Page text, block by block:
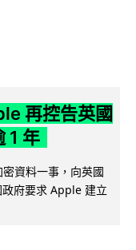
再控告英國
1 年
資料一事，向英國
府要求 Apple 建立